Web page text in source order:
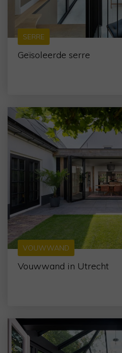
SERRE
Geïsoleerde serre
VOUWWAND
Vouwwand in Utrecht